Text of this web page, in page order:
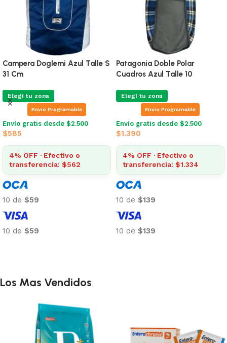
Polar
10
$2.500
o
$1.334
Patagonia Doble Polar
Dinosaurios Gris Talle 1
Envío gratis desde $2.500
Buzo Para
Teddy Talle 6
Envío gratis
4% OFF ·
Los Mas Vendidos